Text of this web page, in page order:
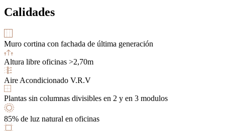
Calidades
Muro cortina con fachada de última generación
Altura libre oficinas >2,70m
Aire Acondicionado V.R.V
Plantas sin columnas divisibles en 2 y en 3 modulos
85% de luz natural en oficinas